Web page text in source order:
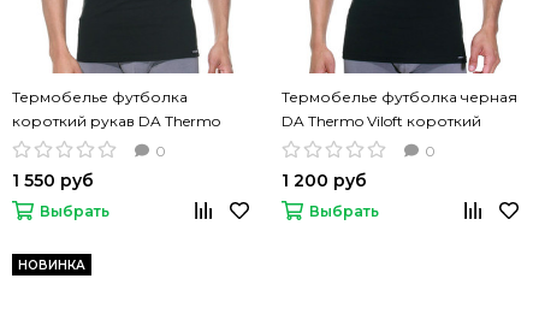
Термобелье футболка
короткий рукав DA Thermo
Viloft V черный цвет0
1 550 руб
Выбрать
Термобелье футболка черная
DA Thermo Viloft короткий
рукав
0
1 200 руб
Выбрать
НОВИНКА